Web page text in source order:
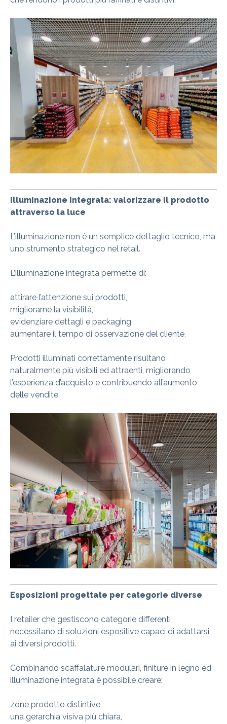
Illuminazione integrata: valorizzare il prodotto
attraverso la luce
L’illuminazione non è un semplice dettaglio tecnico, ma
uno strumento strategico nel retail.
L’illuminazione integrata permette di:
attirare l’attenzione sui prodotti,
migliorarne la visibilità,
evidenziare dettagli e packaging,
aumentare il tempo di osservazione del cliente.
Prodotti illuminati correttamente risultano
naturalmente più visibili ed attraenti, migliorando
l’esperienza d’acquisto e contribuendo all’aumento
delle vendite.
Esposizioni progettate per categorie diverse
I retailer che gestiscono categorie differenti
necessitano di soluzioni espositive capaci di adattarsi
ai diversi prodotti.
Combinando scaffalature modulari, finiture in legno ed
illuminazione integrata è possibile creare:
zone prodotto distintive,
una gerarchia visiva più chiara,